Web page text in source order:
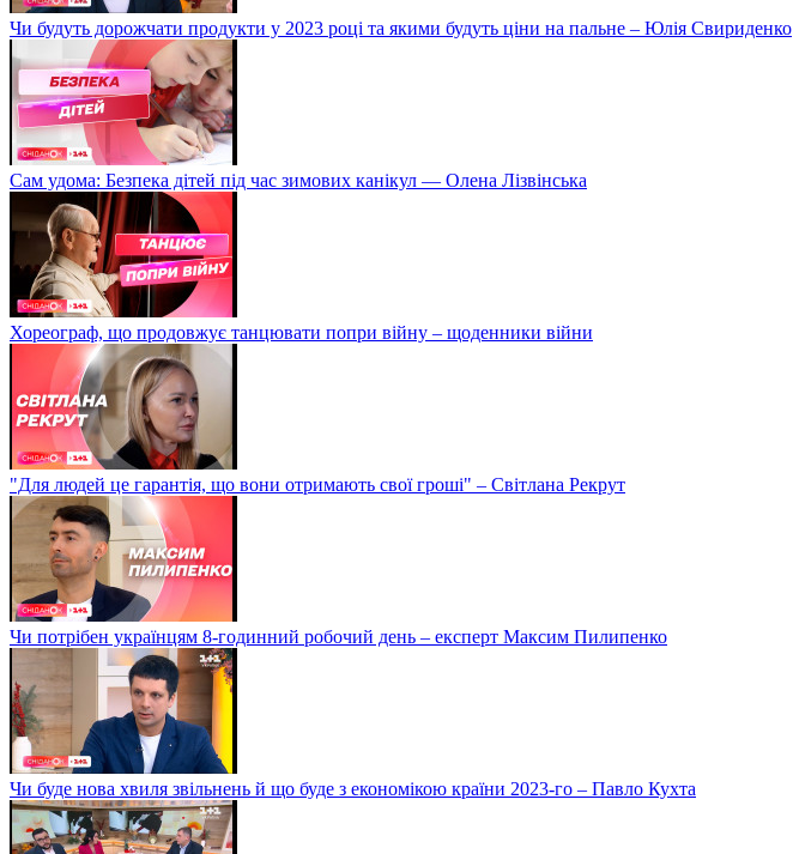
Чи будуть дорожчати продукти у 2023 році та якими будуть ціни на пальне – Юлія Свириденко
Сам удома: Безпека дітей під час зимових канікул — Олена Лізвінська
Хореограф, що продовжує танцювати попри війну – щоденники війни
"Для людей це гарантія, що вони отримають свої гроші" – Світлана Рекрут
Чи потрібен українцям 8-годинний робочий день – експерт Максим Пилипенко
Чи буде нова хвиля звільнень й що буде з економікою країни 2023-го – Павло Кухта